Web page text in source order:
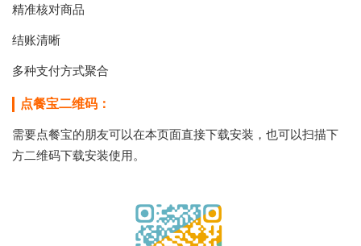
精准核对商品
结账清晰
多种支付方式聚合
点餐宝二维码：
需要点餐宝的朋友可以在本页面直接下载安装，也可以扫描下
方二维码下载安装使用。